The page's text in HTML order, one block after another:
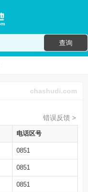
查询
chashudi.com
错误反馈 >
电话区号
0851
0851
0851